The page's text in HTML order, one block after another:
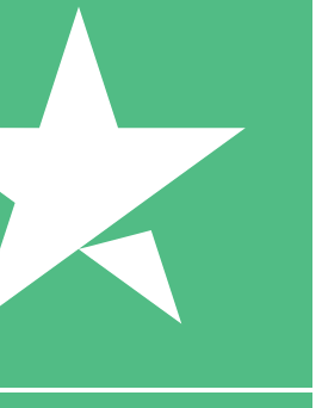
Créditos Individuais
com créditos de download. Sem
1000